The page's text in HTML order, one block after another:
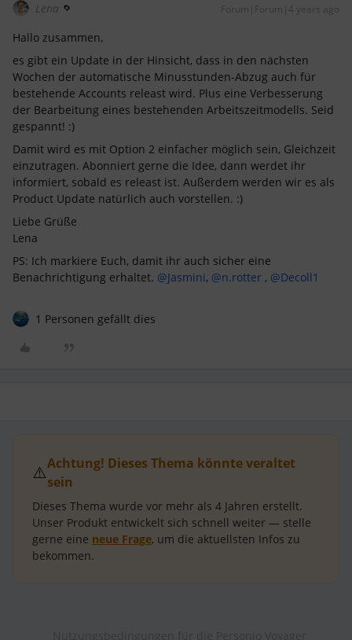
Lena Forum|Forum|4 years ago
Hallo zusammen,
es gibt ein Update in der Hinsicht, dass in den nächsten
Wochen der automatische Minusstunden-Abzug auch für
bestehende Accounts releast wird. Plus eine Verbesserung
der Bearbeitung eines bestehenden Arbeitszeitmodells. Seid
gespannt! :)
Damit wird es mit Option 2 einfacher möglich sein, Gleichzeit
einzutragen. Abonniert gerne die Idee, dann werdet ihr
informiert, sobald es releast ist. Außerdem werden wir es als
Product Update natürlich auch vorstellen. :)
Liebe Grüße
Lena
PS: Ich markiere Euch, damit ihr auch sicher eine
Benachrichtigung erhaltet. @Jasmini, @n.rotter , @Decoll1
1 Personen gefällt dies
⚠️Achtung! Dieses Thema könnte veraltet
sein
Dieses Thema wurde vor mehr als 4 Jahren erstellt.
Unser Produkt entwickelt sich schnell weiter — stelle
gerne eine neue Frage, um die aktuellsten Infos zu
bekommen.